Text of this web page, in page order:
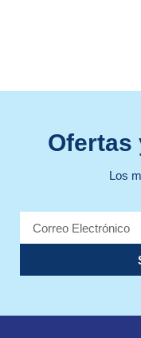
Ofertas
Los